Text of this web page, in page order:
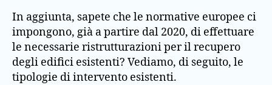
In aggiunta, sapete che le normative europee ci
impongono, già a partire dal 2020, di effettuare
le necessarie ristrutturazioni per il recupero
degli edifici esistenti? Vediamo, di seguito, le
tipologie di intervento esistenti.